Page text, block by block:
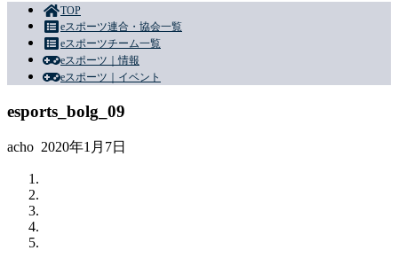
TOP
eスポーツ連合・協会一覧
eスポーツチーム一覧
eスポーツ｜情報
eスポーツ｜イベント
esports_bolg_09
acho 2020年1月7日